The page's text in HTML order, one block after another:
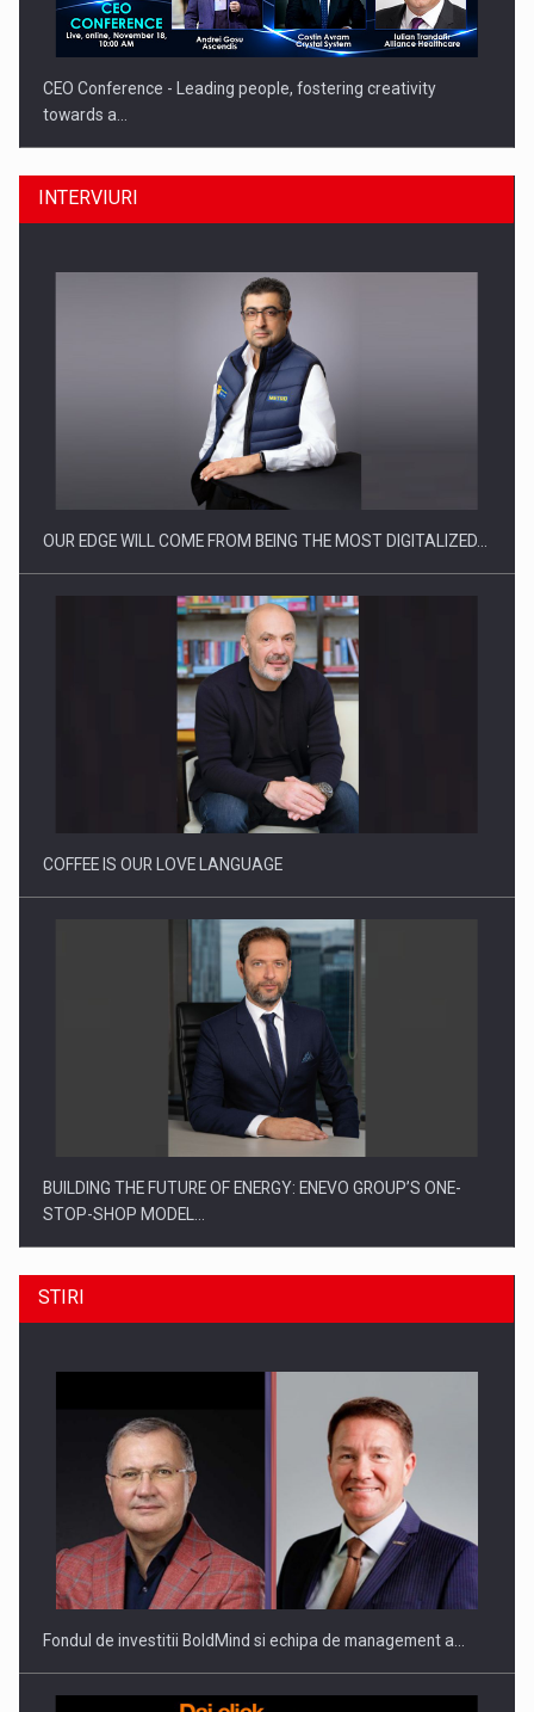
CEO Conference - Leading people, fostering creativity
towards a…
CEO Conference - Shaping The Future - Technology and…
Webinar - Business Evolution-RETHINK STRATEGY-Finantare
Investitii Digitalizare
INTERVIURI
OUR EDGE WILL COME FROM BEING THE MOST DIGITALIZED…
COFFEE IS OUR LOVE LANGUAGE
BUILDING THE FUTURE OF ENERGY: ENEVO GROUP’S ONE-
STOP-SHOP MODEL…
ROOTED IN ROMANIA, BUILT TO DELIVER TECHNOLOGY FOR
THE…
STIRI
Fondul de investitii BoldMind si echipa de management a…